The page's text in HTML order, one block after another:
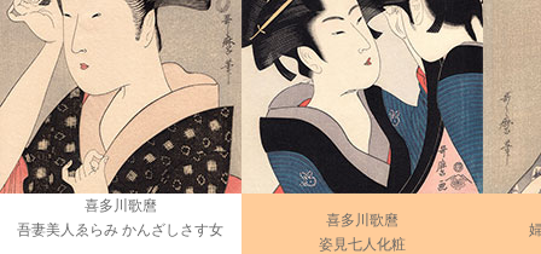
喜多川歌麿
吾妻美人ゑらみ かんざしさす女
喜多川歌麿
姿見七人化粧